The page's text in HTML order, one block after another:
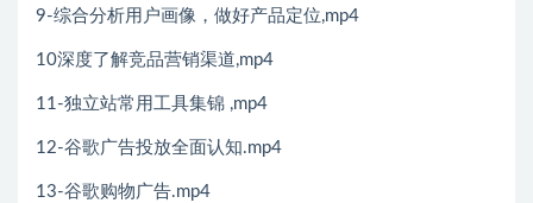
9-综合分析用户画像，做好产品定位,mp4
10深度了解竞品营销渠道,mp4
11-独立站常用工具集锦 ,mp4
12-谷歌广告投放全面认知.mp4
13-谷歌购物广告.mp4